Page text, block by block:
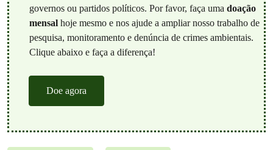
governos ou partidos políticos. Por favor, faça uma doação
mensalhoje mesmo e nos ajude a ampliar nosso trabalho de
pesquisa, monitoramento e denúncia de crimes ambientais.
Clique abaixo e faça a diferença!
Doe agora